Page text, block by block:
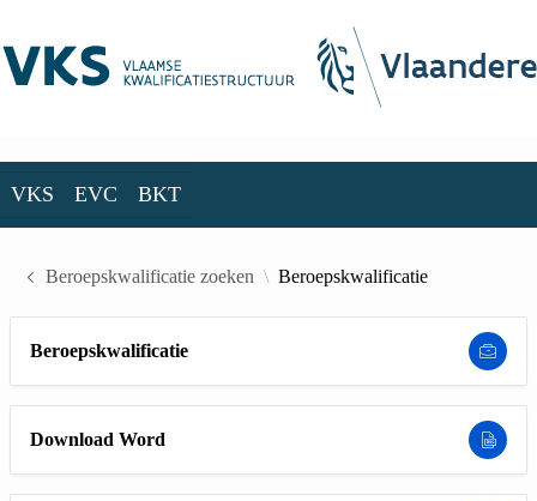
VKS EVC BKT
Beroepskwalificatie zoeken Beroepskwalificatie
Beroepskwalificatie
Download Word